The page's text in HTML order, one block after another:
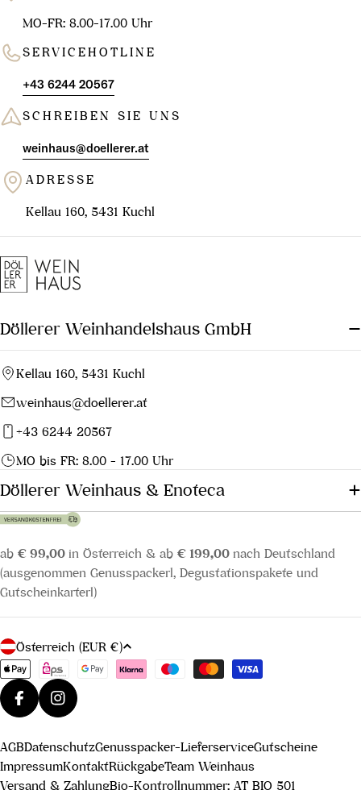
MO-FR: 8.00-17.00 Uhr
SERVICEHOTLINE
+43 6244 20567
SCHREIBEN SIE UNS
weinhaus@doellerer.at
ADRESSE
Kellau 160, 5431 Kuchl
Döllerer Weinhandelshaus GmbH
Kellau 160, 5431 Kuchl
weinhaus@doellerer.at
+43 6244 20567
MO bis FR: 8.00 - 17.00 Uhr
Döllerer Weinhaus & Enoteca
ab € 99,00 in Österreich & ab € 199,00 nach Deutschland
(ausgenommen Genusspackerl, Degustationspakete und
Gutscheinkarterl)
L
a
n
d
R
e
Österreich (EUR €)
Zahlungsmethoden
FacebookInstagram
AGBDatenschutzGenusspacker-LieferserviceGutscheine
ImpressumKontaktRückgabeTeam Weinhaus
Versand & ZahlungBio-Kontrollnummer: AT BIO 501